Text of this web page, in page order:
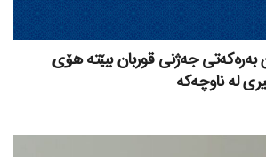
بەرەکەتی جەژنی قوربان ببێتە هۆی
لە ناوچەکە